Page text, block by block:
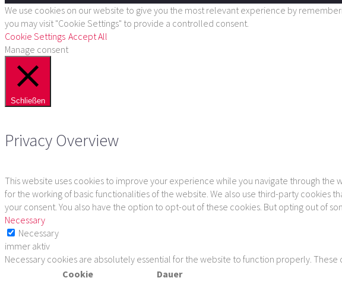
We use cookies on our website to give you the most relevant experience by
you may visit "Cookie Settings" to provide a controlled consent.
Cookie Settings Accept All
Manage consent
Schließen
Privacy Overview
This website uses cookies to improve your experience while you navigate through
for the working of basic functionalities of the website. We also use third-party cookies
your consent. You also have the option to opt-out of these cookies. But opting out of
Necessary
Necessary
immer aktiv
Necessary cookies are absolutely essential for the website to function properly.
Cookie
Dauer